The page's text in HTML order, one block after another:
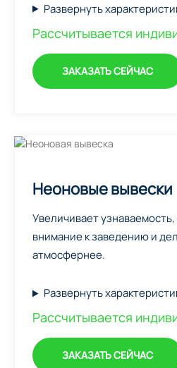
Развернуть
Рассчитывается
ЗАКАЗАТЬ СЕЙЧАС
Неоновые вывески
Увеличивает
внимание к заведению и
атмосфернее.
Развернуть
Рассчитывается
ЗАКАЗАТЬ СЕЙЧАС